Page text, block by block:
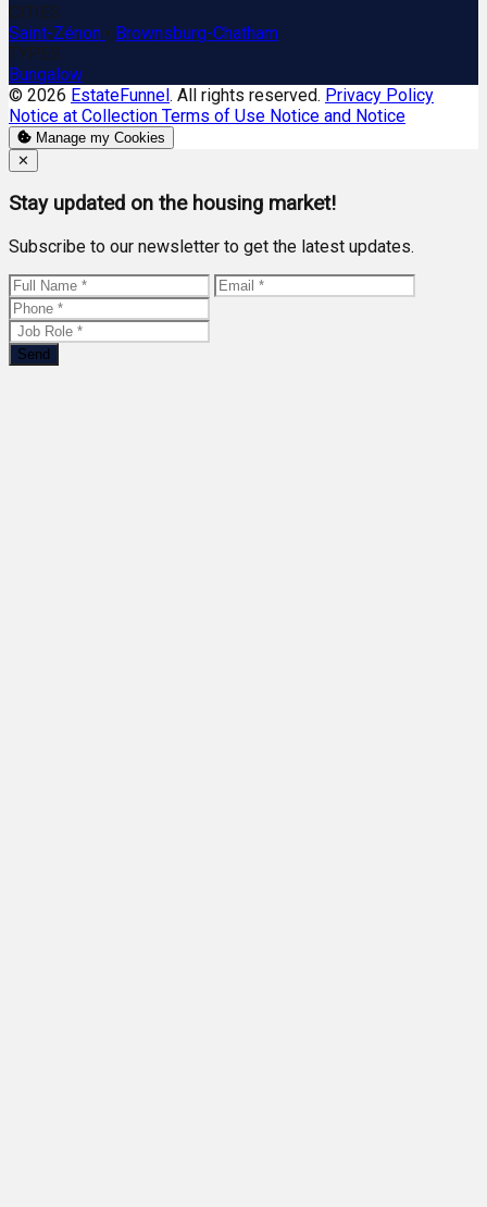
CITIES
Saint-Zénon • Brownsburg-Chatham
TYPES
Bungalow
© 2026 EstateFunnel. All rights reserved. Privacy Policy
Notice at Collection Terms of Use Notice and Notice
Manage my Cookies
Close
✕
Stay updated on the housing market!
Subscribe to our newsletter to get the latest updates.
Send